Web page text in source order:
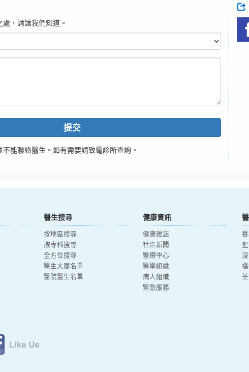
，請讓我們知道。
提交
能聯絡醫生。如有需要請致電診所查詢。
醫生搜尋
按地區搜尋
按專科搜尋
全方位搜尋
醫生大廈名單
醫院醫生名單
健康資訊
健康雜誌
社區新聞
醫療中心
醫學組織
病人組織
緊急服務